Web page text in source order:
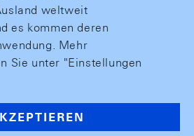
weltweit
es kommen deren
Mehr
Sie unter "Einstellungen